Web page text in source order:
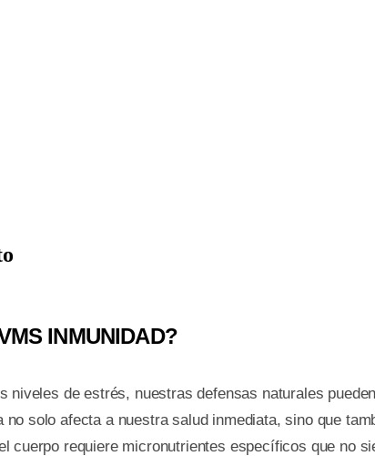
INMUNIDAD?
niveles de estrés, nuestras defensas naturales
no solo afecta a nuestra salud inmediata, sino que
cuerpo requiere micronutrientes específicos que no